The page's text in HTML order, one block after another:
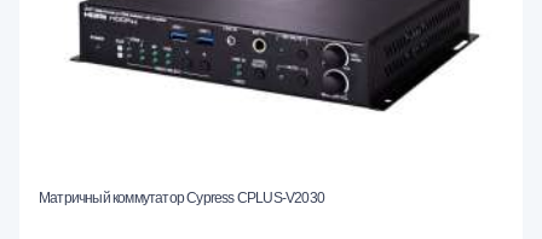
Матричный коммутатор Cypress CPLUS-V2030